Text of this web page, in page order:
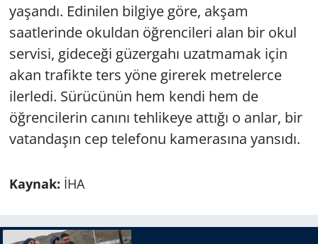
yaşandı. Edinilen bilgiye göre, akşam
saatlerinde okuldan öğrencileri alan bir okul
servisi, gideceği güzergahı uzatmamak için
akan trafikte ters yöne girerek metrelerce
ilerledi. Sürücünün hem kendi hem de
öğrencilerin canını tehlikeye attığı o anlar, bir
vatandaşın cep telefonu kamerasına yansıdı.
Kaynak: İHA